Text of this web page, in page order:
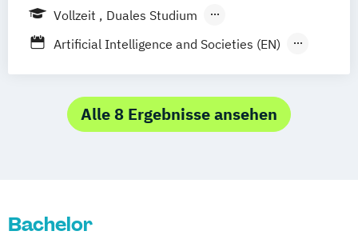
Music Management
Music and Audio Production
Videoproduzent*in
Kommunikations-Design
Leadership in the Creative Industries
Onlinekommunikation
Sound and Music Production
Vollzeit
Duales Studium
Berufsbegleitendes Präsenzstudium
Artificial Intelligence and Societies (EN)
Game Design und Interaktive Medien
Internationales Marketing und
Kommunikationsdesign und Kreative
Alle 8 Ergebnisse ansehen
Bachelor